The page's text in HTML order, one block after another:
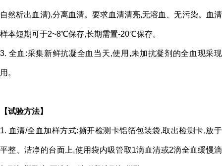
自然析出血清),分离血清。要求血清清亮,无溶血、无污染。血清
样本短期可于2~8℃保存,长期需置-20℃保存。
3. 全血:采集新鲜抗凝全血当天,使用,未加抗凝剂的全血现采现
用。
【试验方法】
1. 血清/全血加样方式:撕开检测卡铝箔包装袋,取出检测卡,放于
平整、洁净的台面上,使用袋内吸管取1滴血清或2滴全血缓慢滴